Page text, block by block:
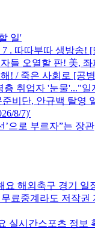
일'
. 따따부따 생방송!
들 오열할 판! 美,
! / 죽은 사회로 [공
층 취업자 '눈물'..."일
비단, 안규백 탈영
8/7)'
’으로 부르자”는 장
요 해외축구 경기 일
료중계라도 저작권
실시간스포츠 정보